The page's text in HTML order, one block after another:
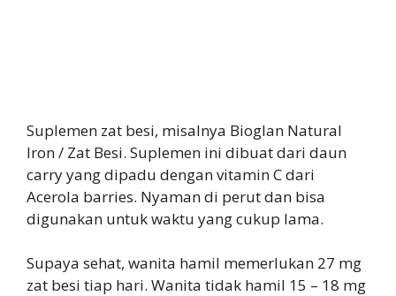
Suplemen zat besi, misalnya Bioglan Natural
Iron / Zat Besi. Suplemen ini dibuat dari daun
carry yang dipadu dengan vitamin C dari
Acerola barries. Nyaman di perut dan bisa
digunakan untuk waktu yang cukup lama.
Supaya sehat, wanita hamil memerlukan 27 mg
zat besi tiap hari. Wanita tidak hamil 15 – 18 mg